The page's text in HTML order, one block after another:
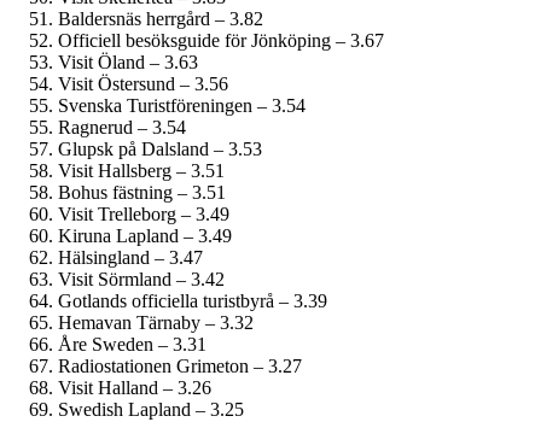
Baldersnäs herrgård – 3.82
Officiell besöksguide för Jönköping – 3.67
Visit Öland – 3.63
Visit Östersund – 3.56
Svenska Turistföreningen – 3.54
Ragnerud – 3.54
Glupsk på Dalsland – 3.53
Visit Hallsberg – 3.51
Bohus fästning – 3.51
Visit Trelleborg – 3.49
Kiruna Lapland – 3.49
Hälsingland – 3.47
Visit Sörmland – 3.42
Gotlands officiella turistbyrå – 3.39
Hemavan Tärnaby – 3.32
Åre Sweden – 3.31
Radiostationen Grimeton – 3.27
Visit Halland – 3.26
Swedish Lapland – 3.25